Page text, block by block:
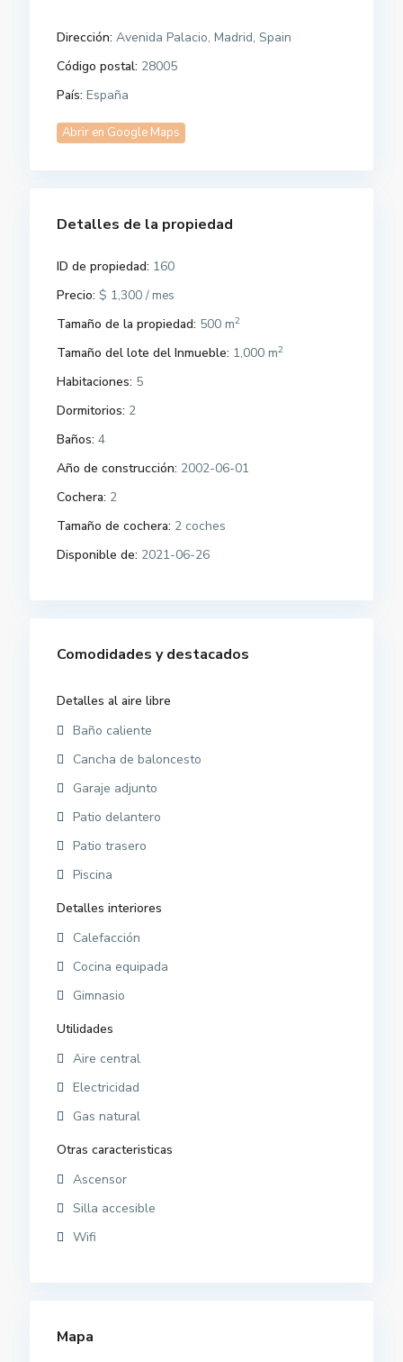
Dirección: Avenida Palacio, Madrid, Spain
Código postal: 28005
País: España
Abrir en Google Maps
Detalles de la propiedad
ID de propiedad: 160
Precio: $ 1,300/ mes
Tamaño de la propiedad: 500 m2
Tamaño del lote del Inmueble: 1,000 m2
Habitaciones: 5
Dormitorios: 2
Baños: 4
Año de construcción: 2002-06-01
Cochera: 2
Tamaño de cochera: 2 coches
Disponible de: 2021-06-26
Comodidades y destacados
Detalles al aire libre
Baño caliente
Cancha de baloncesto
Garaje adjunto
Patio delantero
Patio trasero
Piscina
Detalles interiores
Calefacción
Cocina equipada
Gimnasio
Utilidades
Aire central
Electricidad
Gas natural
Otras caracteristicas
Ascensor
Silla accesible
Wifi
Mapa